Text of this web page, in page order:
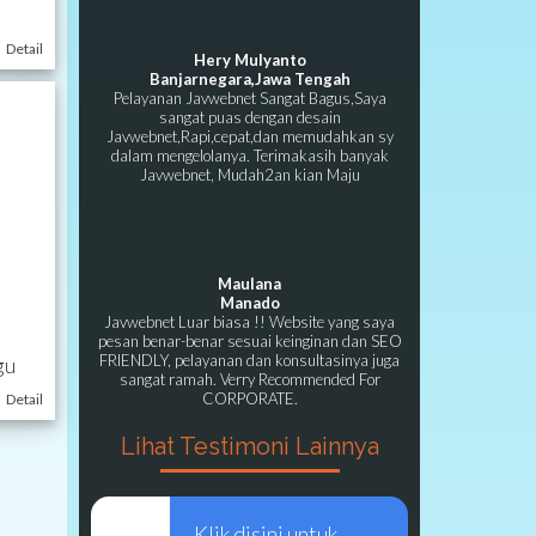
Detail
Detail
Hery Mulyanto
Banjarnegara,Jawa Tengah
Pelayanan Javwebnet Sangat Bagus,Saya
sangat puas dengan desain
Javwebnet,Rapi,cepat,dan memudahkan sy
dalam mengelolanya. Terimakasih banyak
Javwebnet, Mudah2an kian Maju
Maulana
Manado
Javwebnet Luar biasa !! Website yang saya
pesan benar-benar sesuai keinginan dan SEO
FRIENDLY, pelayanan dan konsultasinya juga
sangat ramah. Verry Recommended For
CORPORATE.
Lihat Testimoni Lainnya